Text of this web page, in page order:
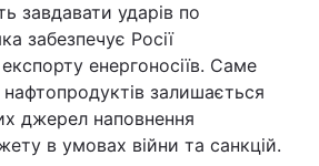
завдавати ударів по
забезпечує Росії
енергоносіїв. Саме
залишається
джерел наповнення
в умовах війни та санкцій.